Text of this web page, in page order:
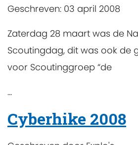
Geschreven: 03 april 2008
Zaterdag 28 maart was de
Scoutingdag, dit was ook de
voor Scoutinggroep “de
...
Cyberhike 2008